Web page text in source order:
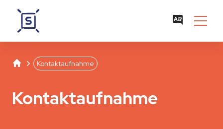
Studentenwerk Leipzig
SeparatorKontaktaufnahme
Kontaktaufnahme